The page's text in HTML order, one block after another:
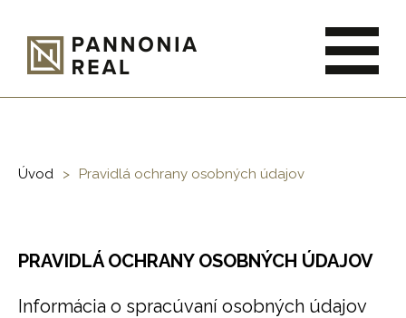
Úvod Pravidlá ochrany osobných údajov
PRAVIDLÁ OCHRANY OSOBNÝCH ÚDAJOV
Informácia o spracúvaní osobných údajov